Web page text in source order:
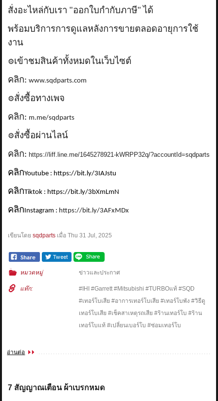
สั่งอะไหล่กับเรา "ออกใบกำกับภาษี" ได้
พร้อมบริการการดูแลหลังการขายตลอดอายุการใช้
งาน
⚙️เข้าชมสินค้าทั้งหมดในเว็บไซต์
คลิก:www.sqdparts.com
⚙️สั่งซื้อทางเพจ
คลิก: m.me/sqdparts
⚙️สั่งซื้อผ่านไลน์
คลิก: https://liff.line.me/1645278921-kWRPP32q/?accountId=sqdparts
คลิกYoutube : https://bit.ly/3IAJstu
คลิกTiktok : https://bit.ly/3bXmLmN
คลิก Instagram : https://bit.ly/3AFxMDx
เขียนโดยsqdparts เมื่อThu 31 Jul, 2025
หมวดหมู่ ข่าวและประกาศ
แท๊ก:
#IHI #Garrett #Mitsubishi #TURBOแท้ #SQD
#เทอร์โบเสีย #อาการเทอร์โบเสีย #เทอร์โบพัง #วิธีดู
เทอร์โบเสีย #เช็คสาเหตุรถเสีย #ร้านเทอร์โบ #ร้าน
เทอร์โบแท้ #เปลี่ยนเบอร์โบ #ซ่อมเทอร์โบ
อ่านต่อ
7 สัญญาณเตือน ผ้าเบรกหมด